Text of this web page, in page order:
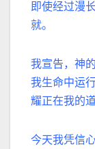
即使经过漫
就。
我宣告，神
我生命中运行
耀正在我的
今天我凭信心